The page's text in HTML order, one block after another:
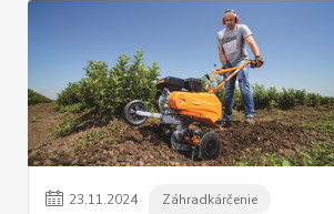
23.11.2024 Záhradkárčenie